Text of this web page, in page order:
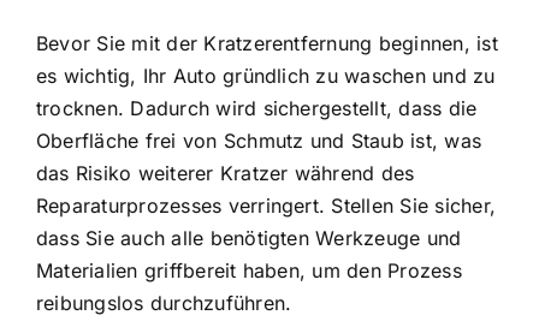
Bevor Sie mit der Kratzerentfernung beginnen, ist
es wichtig, Ihr Auto gründlich zu waschen und zu
trocknen. Dadurch wird sichergestellt, dass die
Oberfläche frei von Schmutz und Staub ist, was
das Risiko weiterer Kratzer während des
Reparaturprozesses verringert. Stellen Sie sicher,
dass Sie auch alle benötigten Werkzeuge und
Materialien griffbereit haben, um den Prozess
reibungslos durchzuführen.